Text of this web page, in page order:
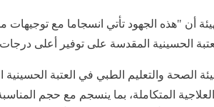
أن "هذه الجهود تأتي انسجاما مع توجيهات
الحسينية المقدسة على توفير أعلى درجات
الصحة والتعليم الطبي في العتبة
المتكاملة، بما ينسجم مع حجم